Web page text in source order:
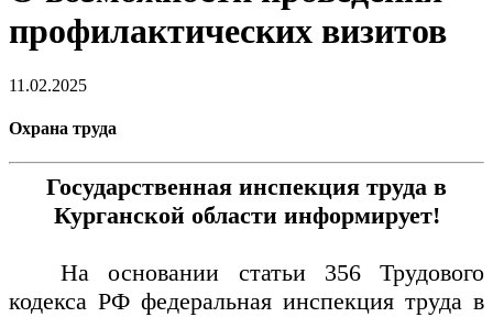
профилактических визитов
11.02.2025
Охрана труда
Государственная инспекция труда в
Курганской области информирует!
На основании статьи 356 Трудового
кодекса РФ федеральная инспекция труда в